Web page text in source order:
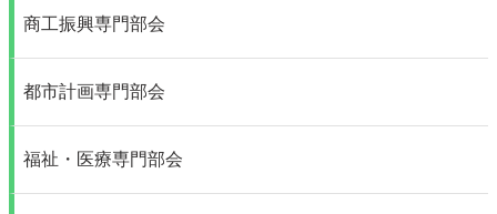
商工振興専門部会
都市計画専門部会
福祉・医療専門部会